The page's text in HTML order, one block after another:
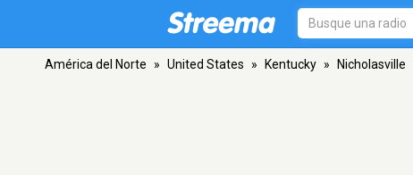
América del Norte » United States » Kentucky » Nicholasville